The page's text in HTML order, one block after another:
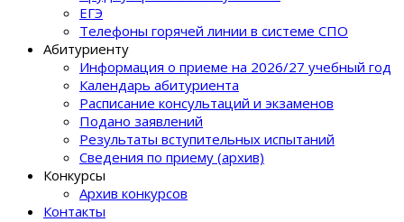
ЕГЭ
Телефоны горячей линии в системе СПО
Абитуриенту
Информация о приеме на 2026/27 учебный год
Календарь абитуриента
Расписание консультаций и экзаменов
Подано заявлений
Результаты вступительных испытаний
Сведения по приему (архив)
Конкурсы
Архив конкурсов
Контакты